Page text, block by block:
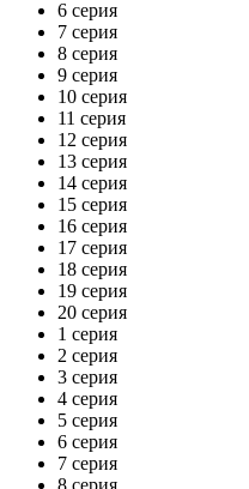
6 серия
7 серия
8 серия
9 серия
10 серия
11 серия
12 серия
13 серия
14 серия
15 серия
16 серия
17 серия
18 серия
19 серия
20 серия
1 серия
2 серия
3 серия
4 серия
5 серия
6 серия
7 серия
8 серия